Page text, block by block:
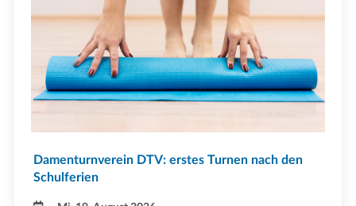
Damenturnverein DTV: erstes Turnen nach den
Schulferien